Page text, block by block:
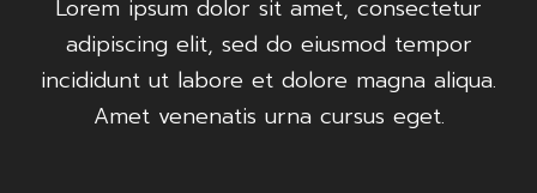
Lorem ipsum dolor sit amet, consectetur
adipiscing elit, sed do eiusmod tempor
incididunt ut labore et dolore magna aliqua.
Amet venenatis urna cursus eget.